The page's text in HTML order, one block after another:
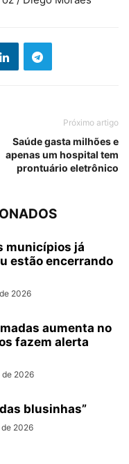
Próximo artigo
Saúde gasta milhões e
apenas um hospital tem
prontuário eletrônico
municípios já
estão encerrando
2026
aumenta no
fazem alerta
de 2026
blusinhas”
de 2026